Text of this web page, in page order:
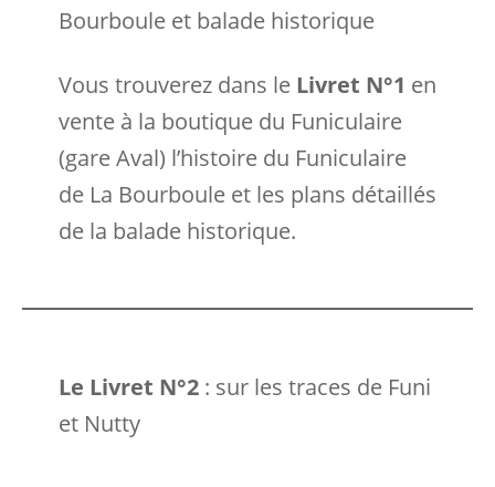
Bourboule et balade historique
Vous trouverez dans le Livret N°1 en
vente à la boutique du Funiculaire
(gare Aval) l’histoire du Funiculaire
de La Bourboule et les plans détaillés
de la balade historique.
Le Livret N°2: sur les traces de Funi
et Nutty